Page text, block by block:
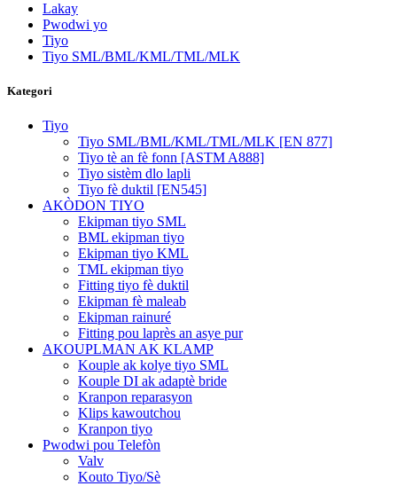
Lakay
Pwodwi yo
Tiyo
Tiyo SML/BML/KML/TML/MLK
Kategori
Tiyo
Tiyo SML/BML/KML/TML/MLK [EN 877]
Tiyo tè an fè fonn [ASTM A888]
Tiyo sistèm dlo lapli
Tiyo fè duktil [EN545]
AKÒDON TIYO
Ekipman tiyo SML
BML ekipman tiyo
Ekipman tiyo KML
TML ekipman tiyo
Fitting tiyo fè duktil
Ekipman fè maleab
Ekipman rainuré
Fitting pou laprès an asye pur
AKOUPLMAN AK KLAMP
Kouple ak kolye tiyo SML
Kouple DI ak adaptè bride
Kranpon reparasyon
Klips kawoutchou
Kranpon tiyo
Pwodwi pou Telefòn
Valv
Kouto Tiyo/Sè